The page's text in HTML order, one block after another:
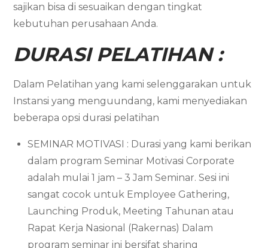
sajikan bisa di sesuaikan dengan tingkat
kebutuhan perusahaan Anda.
DURASI PELATIHAN :
Dalam Pelatihan yang kami selenggarakan untuk
Instansi yang menguundang, kami menyediakan
beberapa opsi durasi pelatihan
SEMINAR MOTIVASI : Durasi yang kami berikan
dalam program Seminar Motivasi Corporate
adalah mulai 1 jam – 3 Jam Seminar. Sesi ini
sangat cocok untuk Employee Gathering,
Launching Produk, Meeting Tahunan atau
Rapat Kerja Nasional (Rakernas) Dalam
program seminar ini bersifat sharing